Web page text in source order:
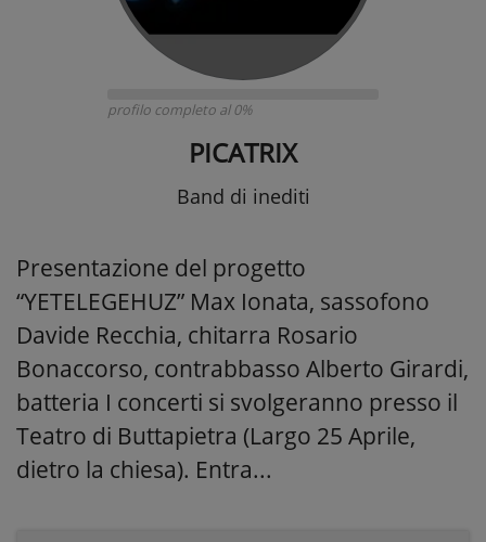
profilo completo al 0%
PICATRIX
Band di inediti
Presentazione del progetto
“YETELEGEHUZ” Max Ionata, sassofono
Davide Recchia, chitarra Rosario
Bonaccorso, contrabbasso Alberto Girardi,
batteria I concerti si svolgeranno presso il
Teatro di Buttapietra (Largo 25 Aprile,
dietro la chiesa). Entra...